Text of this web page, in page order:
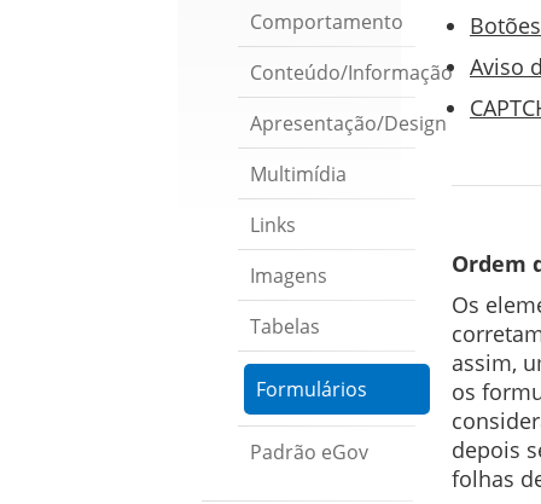
Aviso
Ordem
Os
assim,
os
depois
folhas
Comportamento
Conteúdo/Informação
Apresentação/Design
Multimídia
Links
Imagens
Tabelas
Formulários
Padrão eGov